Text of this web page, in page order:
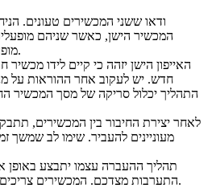
ודאו ששני המכשירים טעונים.
המכשיר הישן, כאשר שניהם
מופעל על מסך ההגדרות הראשוני.
האייפון הישן יזהה כי קיים לידו מכשיר
חדש. יש לעקוב אחר ההוראות על
התהליך יכלול סריקה של מסך
לאחר יצירת החיבור בין המכשירים,
מעוניינים להעביר. שימו לב שמשך
תהליך ההעברה עצמו יתבצע באופן
התערבות מצדכם. המכשירים צריכים להישאר זה לצד זה עד לסיומו.